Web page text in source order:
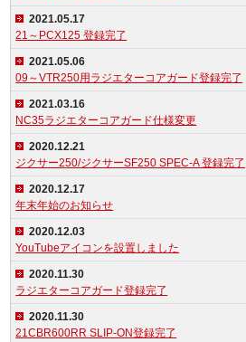
2021.05.17
21～PCX125 登録完了
2021.05.06
09～VTR250用ラジエターコアガード登録完了
2021.03.16
NC35ラジエターコアガード仕様変更
2020.12.21
ジクサー250/ジクサーSF250 SPEC-A 登録完了
2020.12.17
年末年始のお知らせ
2020.12.03
YouTubeアイコンを設置しました
2020.11.30
ラジエターコアガード登録完了
2020.11.30
21CBR600RR SLIP-ON登録完了